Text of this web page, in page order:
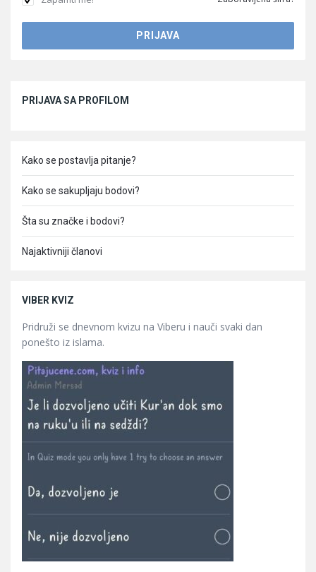
PRIJAVA SA PROFILOM
Kako se postavlja pitanje?
Kako se sakupljaju bodovi?
Šta su značke i bodovi?
Najaktivniji članovi
VIBER KVIZ
Pridruži se dnevnom kvizu na Viberu i nauči svaki dan
ponešto iz islama.